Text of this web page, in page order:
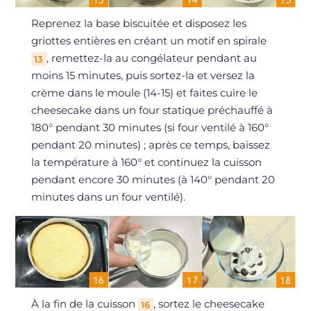
Reprenez la base biscuitée et disposez les
griottes entières en créant un motif en spirale
13 , remettez-la au congélateur pendant au
moins 15 minutes, puis sortez-la et versez la
crème dans le moule (14-15) et faites cuire le
cheesecake dans un four statique préchauffé à
180° pendant 30 minutes (si four ventilé à 160°
pendant 20 minutes) ; après ce temps, baissez
la température à 160° et continuez la cuisson
pendant encore 30 minutes (à 140° pendant 20
minutes dans un four ventilé).
À la fin de la cuisson 16 , sortez le cheesecake